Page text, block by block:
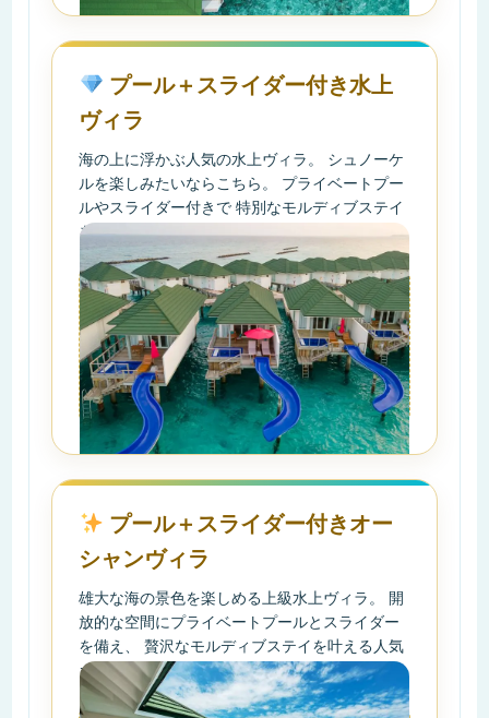
プール＋スライダー付き水上
ヴィラ
海の上に浮かぶ人気の水上ヴィラ。 シュノーケ
ルを楽しみたいならこちら。 プライベートプー
ルやスライダー付きで 特別なモルディブステイ
を満喫できます。
プール＋スライダー付きオー
シャンヴィラ
雄大な海の景色を楽しめる上級水上ヴィラ。 開
放的な空間にプライベートプールとスライダー
を備え、 贅沢なモルディブステイを叶える人気
カテゴリーです。